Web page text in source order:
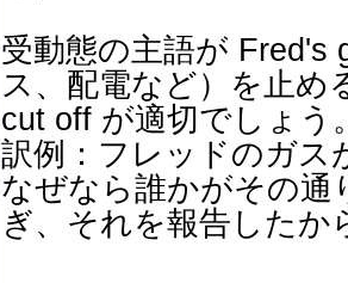
受動態の主語が Fred's
ス、配電など）を止め
cut off が適切でしょう
訳例：フレッドのガス
なぜなら誰かがその通
ぎ、それを報告したか